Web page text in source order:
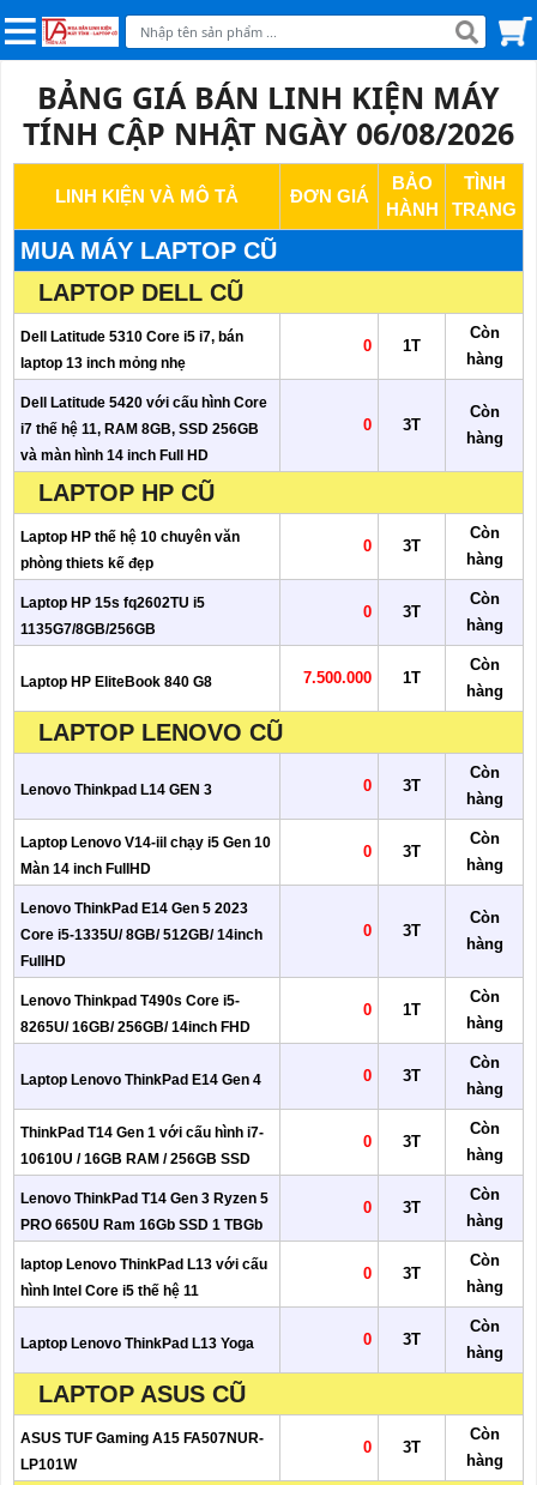
BẢNG GIÁ BÁN LINH KIỆN MÁY
TÍNH CẬP NHẬT NGÀY 06/08/2026
LINH KIỆN VÀ MÔ TẢ ĐƠN GIÁ
BẢO
HÀNH
TÌNH
TRẠNG
MUA MÁY LAPTOP CŨ
LAPTOP DELL CŨ
Dell Latitude 5310 Core i5 i7, bán
laptop 13 inch mỏng nhẹ
0 1T
Còn
hàng
Dell Latitude 5420 với cấu hình Core
i7 thế hệ 11, RAM 8GB, SSD 256GB
và màn hình 14 inch Full HD
0 3T
Còn
hàng
LAPTOP HP CŨ
Laptop HP thế hệ 10 chuyên văn
phòng thiets kế đẹp
0 3T
Còn
hàng
Laptop HP 15s fq2602TU i5
1135G7/8GB/256GB
0 3T
Còn
hàng
Laptop HP EliteBook 840 G8 7.500.000 1T
Còn
hàng
LAPTOP LENOVO CŨ
Lenovo Thinkpad L14 GEN 3 0 3T
Còn
hàng
Laptop Lenovo V14-iil chạy i5 Gen 10
Màn 14 inch FullHD
0 3T
Còn
hàng
Lenovo ThinkPad E14 Gen 5 2023
Core i5-1335U/ 8GB/ 512GB/ 14inch
FullHD
0 3T
Còn
hàng
Lenovo Thinkpad T490s Core i5-
8265U/ 16GB/ 256GB/ 14inch FHD
0 1T
Còn
hàng
Laptop Lenovo ThinkPad E14 Gen 4 0 3T
Còn
hàng
ThinkPad T14 Gen 1 với cấu hình i7-
10610U / 16GB RAM / 256GB SSD
0 3T
Còn
hàng
Lenovo ThinkPad T14 Gen 3 Ryzen 5
PRO 6650U Ram 16Gb SSD 1 TBGb
0 3T
Còn
hàng
laptop Lenovo ThinkPad L13 với cấu
hình Intel Core i5 thế hệ 11
0 3T
Còn
hàng
Laptop Lenovo ThinkPad L13 Yoga 0 3T
Còn
hàng
LAPTOP ASUS CŨ
ASUS TUF Gaming A15 FA507NUR-
LP101W
0 3T
Còn
hàng